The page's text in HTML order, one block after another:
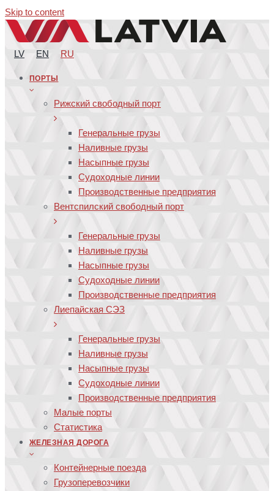
Skip to content
LV EN RU
ПОРТЫ
Рижский свободный порт
Генеральные грузы
Наливные грузы
Насыпные грузы
Судоходные линии
Производственные предприятия
Вентспилский свободный порт
Генеральные грузы
Наливные грузы
Насыпные грузы
Судоходные линии
Производственные предприятия
Лиепайская СЭЗ
Генеральные грузы
Наливные грузы
Насыпные грузы
Судоходные линии
Производственные предприятия
Малые порты
Статистика
ЖЕЛЕЗНАЯ ДОРОГА
Контейнерные поезда
Грузоперевозчики